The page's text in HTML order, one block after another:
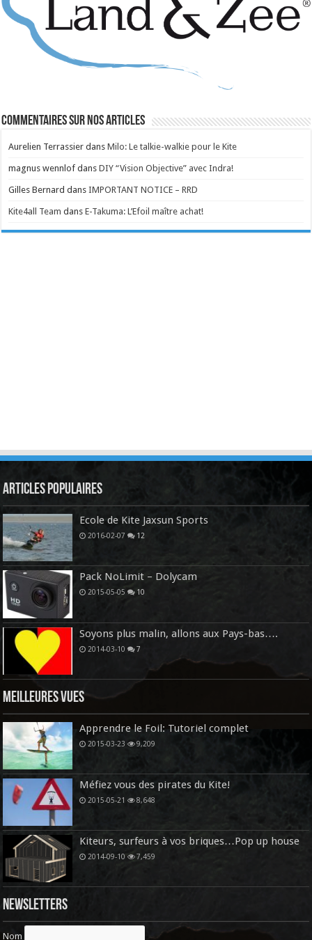
Commentaires sur nos articles
Aurelien Terrassier dansMilo: Le talkie-walkie pour le Kite
magnus wennlof dansDIY “Vision Objective” avec Indra!
Gilles Bernard dansIMPORTANT NOTICE – RRD
Kite4all Team dansE-Takuma: L’Efoil maître achat!
Articles Populaires
Ecole de Kite Jaxsun Sports
2016-02-07 12
Pack NoLimit – Dolycam
2015-05-05 10
Soyons plus malin, allons aux Pays-bas….
2014-03-10 7
Meilleures vues
Apprendre le Foil: Tutoriel complet
2015-03-23 9,209
Méfiez vous des pirates du Kite!
2015-05-21 8,648
Kiteurs, surfeurs à vos briques…Pop up house
2014-09-10 7,459
Newsletters
Nom